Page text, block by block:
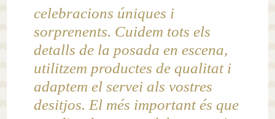
celebracions úniques i
sorprenents. Cuidem tots els
detalls de la posada en escena,
utilitzem productes de qualitat i
adaptem el servei als vostres
desitjos. El més important és que